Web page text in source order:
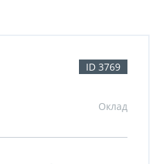
ID 3769
Оклад